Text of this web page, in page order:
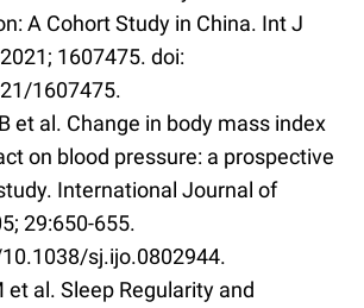
A Cohort Study in China. Int J
1607475. doi:
1607475.
et al. Change in body mass index
on blood pressure: a prospective
International Journal of
29:650-655.
sj.ijo.0802944.
et al. Sleep Regularity and